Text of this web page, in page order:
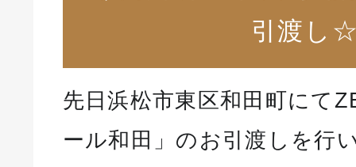
引渡し
先日浜松市東区和田町にて
ール和田」のお引渡しを行